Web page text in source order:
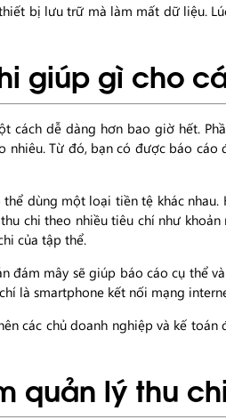
bị lưu trữ mà làm mất dữ liệu.
giúp gì cho
cách dễ dàng hơn bao giờ hết.
Từ đó, bạn có được báo
dùng một loại tiền tệ khác
chi theo nhiều tiêu chí như
của tập thể.
đám mây sẽ giúp báo cáo cụ thể
là smartphone kết nối mạng
các chủ doanh nghiệp và kế
quản lý thu